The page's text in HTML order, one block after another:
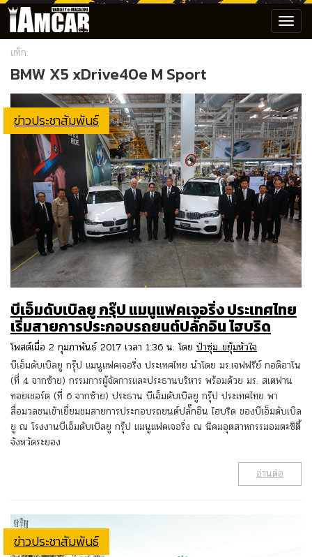
แท็ก:
BMW X5 xDrive40e M Sport
ข่าวประชาสัมพันธ์
บีเอ็มดับเบิลยู กรุ๊ป แมนูแฟคเจอริ่ง ประเทศไทย
เริ่มสายการประกอบรถยนต์ปลั๊กอิน ไฮบริด
โพสต์เมื่อ 2 กุมภาพันธ์ 2017 เวลา 1:36 น. โดย ป๋าซุ่ม..ขยุ้มหัวใจ
บีเอ็มดับเบิลยู กรุ๊ป แมนูแฟคเจอริ่ง ประเทศไทย นำโดย มร.เจฟฟรีย์ กอดิอาโน
(ที่ 4 จากซ้าย) กรรมการผู้จัดการและประธานบริหาร พร้อมด้วย มร. สเตฟาน
ทอยเชอร์ต (ที่ 6 จากซ้าย) ประธาน บีเอ็มดับเบิลยู กรุ๊ป ประเทศไทย พา
สื่อมวลชนเข้าเยี่ยมชมสายการประกอบรถยนต์ปลั๊กอิน ไฮบริด ของบีเอ็มดับเบิล
ยู ณ โรงงานบีเอ็มดับเบิลยู กรุ๊ป แมนูแฟคเจอริ่ง ณ นิคมอุตสาหกรรมอมตะซิตี้
จังหวัดระยอง
อ่านต่อ
ข่าวประชาสัมพันธ์